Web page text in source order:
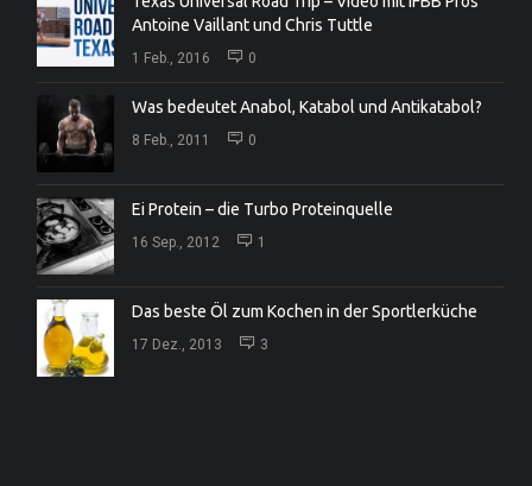
Antoine Vaillant und Chris Tuttle
1 Feb., 2016 0
Was bedeutet Anabol, Katabol und Antikatabol?
8 Feb., 2011 0
Ei Protein – die Turbo Proteinquelle
16 Sep., 2012 1
Das beste Öl zum Kochen in der Sportlerküche
17 Dez., 2013 3